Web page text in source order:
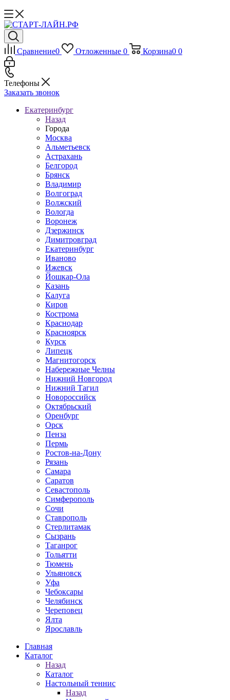
Сравнение0 Отложенные 0 Корзина0 0
Телефоны
Заказать звонок
Екатеринбург
Назад
Города
Москва
Альметьевск
Астрахань
Белгород
Брянск
Владимир
Волгоград
Волжский
Вологда
Воронеж
Дзержинск
Димитровград
Екатеринбург
Иваново
Ижевск
Йошкар-Ола
Казань
Калуга
Киров
Кострома
Краснодар
Красноярск
Курск
Липецк
Магнитогорск
Набережные Челны
Нижний Новгород
Нижний Тагил
Новороссийск
Октябрьский
Оренбург
Орск
Пенза
Пермь
Ростов-на-Дону
Рязань
Самара
Саратов
Севастополь
Симферополь
Сочи
Ставрополь
Стерлитамак
Сызрань
Таганрог
Тольятти
Тюмень
Ульяновск
Уфа
Чебоксары
Челябинск
Череповец
Ялта
Ярославль
Главная
Каталог
Назад
Каталог
Настольный теннис
Назад